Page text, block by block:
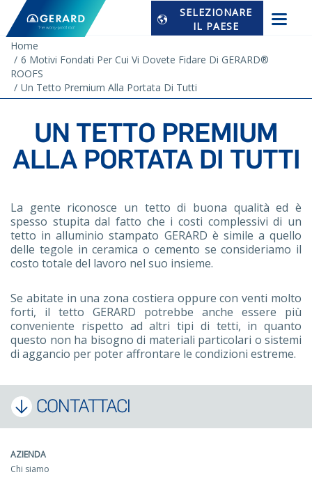
SELEZIONARE
IL PAESE
Home
6 Motivi Fondati Per Cui Vi Dovete Fidare Di GERARD®
ROOFS
Un Tetto Premium Alla Portata Di Tutti
UN TETTO PREMIUM
ALLA PORTATA DI TUTTI
La gente riconosce un tetto di buona qualità ed è
spesso stupita dal fatto che i costi complessivi di un
tetto in alluminio stampato GERARD è simile a quello
delle tegole in ceramica o cemento se consideriamo il
costo totale del lavoro nel suo insieme.
Se abitate in una zona costiera oppure con venti molto
forti, il tetto GERARD potrebbe anche essere più
conveniente rispetto ad altri tipi di tetti, in quanto
questo non ha bisogno di materiali particolari o sistemi
di aggancio per poter affrontare le condizioni estreme.
CONTATTACI
AZIENDA
Chi siamo